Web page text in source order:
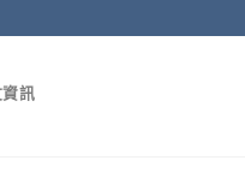
資訊